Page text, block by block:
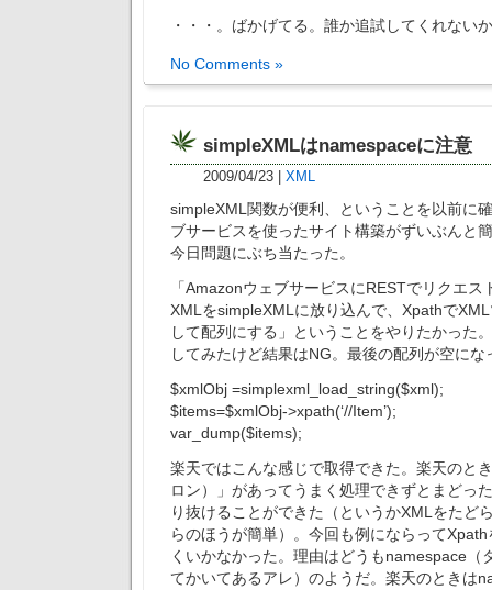
・・・。ばかげてる。誰か追試してくれない
No Comments »
simpleXMLはnamespaceに注意
2009/04/23 XML
simpleXML関数が便利、ということを以前に
ブサービスを使ったサイト構築がずいぶんと
今日問題にぶち当たった。
「AmazonウェブサービスにRESTでリクエ
XMLをsimpleXMLに放り込んで、Xpathで
して配列にする」ということをやりたかった
してみたけど結果はNG。最後の配列が空に
$xmlObj =simplexml_load_string($xml);
$items=$xmlObj->xpath(‘//Item’);
var_dump($items);
楽天ではこんな感じで取得できた。楽天のと
ロン）」があってうまく処理できずとまどっ
り抜けることができた（というかXMLをたど
らのほうが簡単）。今回も例にならって
くいかなかった。理由はどうもnamespace（
てかいてあるアレ）のようだ。楽天のときは